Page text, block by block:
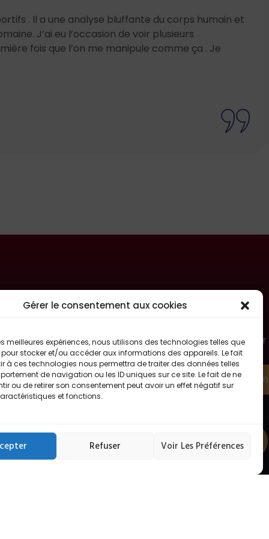
Gérer le consentement aux cookies
meilleures expériences, nous utilisons des technologies telles que
stocker et/ou accéder aux informations des appareils. Le fait
à ces technologies nous permettra de traiter des données telles
de navigation ou les ID uniques sur ce site. Le fait de ne
ou de retirer son consentement peut avoir un effet négatif sur
et fonctions.
Refuser Voir Les Préférences
. Il a une analyse bluffante du corps humain et
J’ai eu l’occasion de voir plusieurs
fois que l’on me manipule comme ça . Je
de 9h
Abonnez-vous à notre newsletter pour
suivre toute l’actualité FitOsteo en
avant-première !
Doctolib